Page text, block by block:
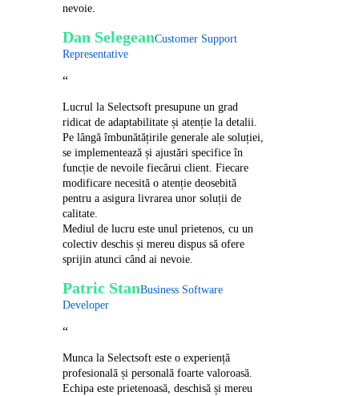
nevoie.
Dan SelegeanCustomer Support
Representative
“
Lucrul la Selectsoft presupune un grad
ridicat de adaptabilitate și atenție la detalii.
Pe lângă îmbunătățirile generale ale soluției,
se implementează și ajustări specifice în
funcție de nevoile fiecărui client. Fiecare
modificare necesită o atenție deosebită
pentru a asigura livrarea unor soluții de
calitate.
Mediul de lucru este unul prietenos, cu un
colectiv deschis și mereu dispus să ofere
sprijin atunci când ai nevoie.
Patric StanBusiness Software
Developer
“
Munca la Selectsoft este o experiență
profesională și personală foarte valoroasă.
Echipa este prietenoasă, deschisă și mereu